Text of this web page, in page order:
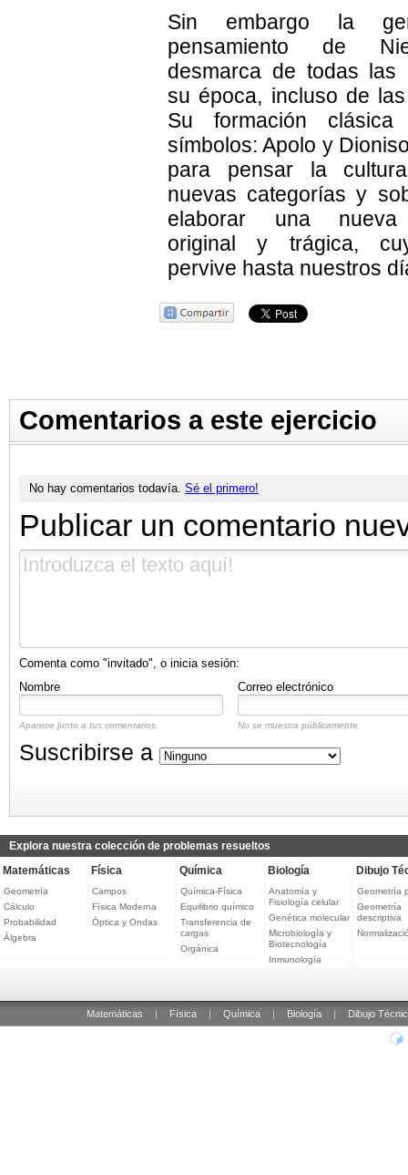
Sin embargo la
pensamiento de
desmarca de todas las
su época, incluso de
Su formación
símbolos: Apolo y
para pensar la
nuevas categorías y
elaborar una nueva
original y trágica,
pervive hasta nuestros
Comentarios a este ejercicio
No hay comentarios todavía. Sé el primero!
Publicar un comentario
Comenta como "invitado", o inicia sesión:
Nombre
Correo electrónico
Aparece junto a tus comentarios. No se muestra públicamente.
Suscribirse a
Explora nuestra colección de problemas resueltos
Matemáticas
Geometría
Cálculo
Probabilidad
Álgebra
Física
Campos
Física Moderna
Óptica y Ondas
Química
Química-Física
Equilibrio químico
Transferencia de
cargas
Orgánica
Biología
Anatomía y
Fisiología celular
Genética molecular
Microbiología y
Biotecnología
Inmunología
Dibujo
Geometría
Geometría
descriptiva
Matemáticas Física Química Biología Dibujo